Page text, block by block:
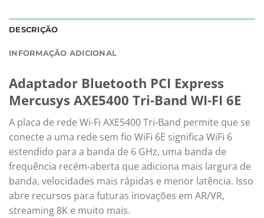
DESCRIÇÃO
INFORMAÇÃO ADICIONAL
Adaptador Bluetooth PCI Express
Mercusys AXE5400 Tri-Band WI-FI 6E
A placa de rede Wi-Fi AXE5400 Tri-Band permite que se
conecte a uma rede sem fio WiFi 6E significa WiFi 6
estendido para a banda de 6 GHz, uma banda de
frequência recém-aberta que adiciona mais largura de
banda, velocidades mais rápidas e menor latência. Isso
abre recursos para futuras inovações em AR/VR,
streaming 8K e muito mais.